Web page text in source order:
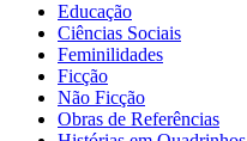
Educação
Ciências Sociais
Feminilidades
Ficção
Não Ficção
Obras de Referências